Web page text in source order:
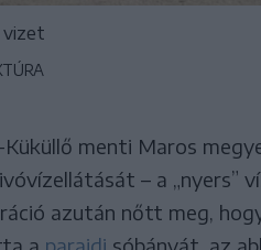
vizet
menti Maros
– a „nyers”
azután nőtt meg,